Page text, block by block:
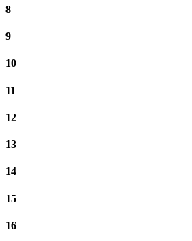
8
9
10
11
12
13
14
15
16